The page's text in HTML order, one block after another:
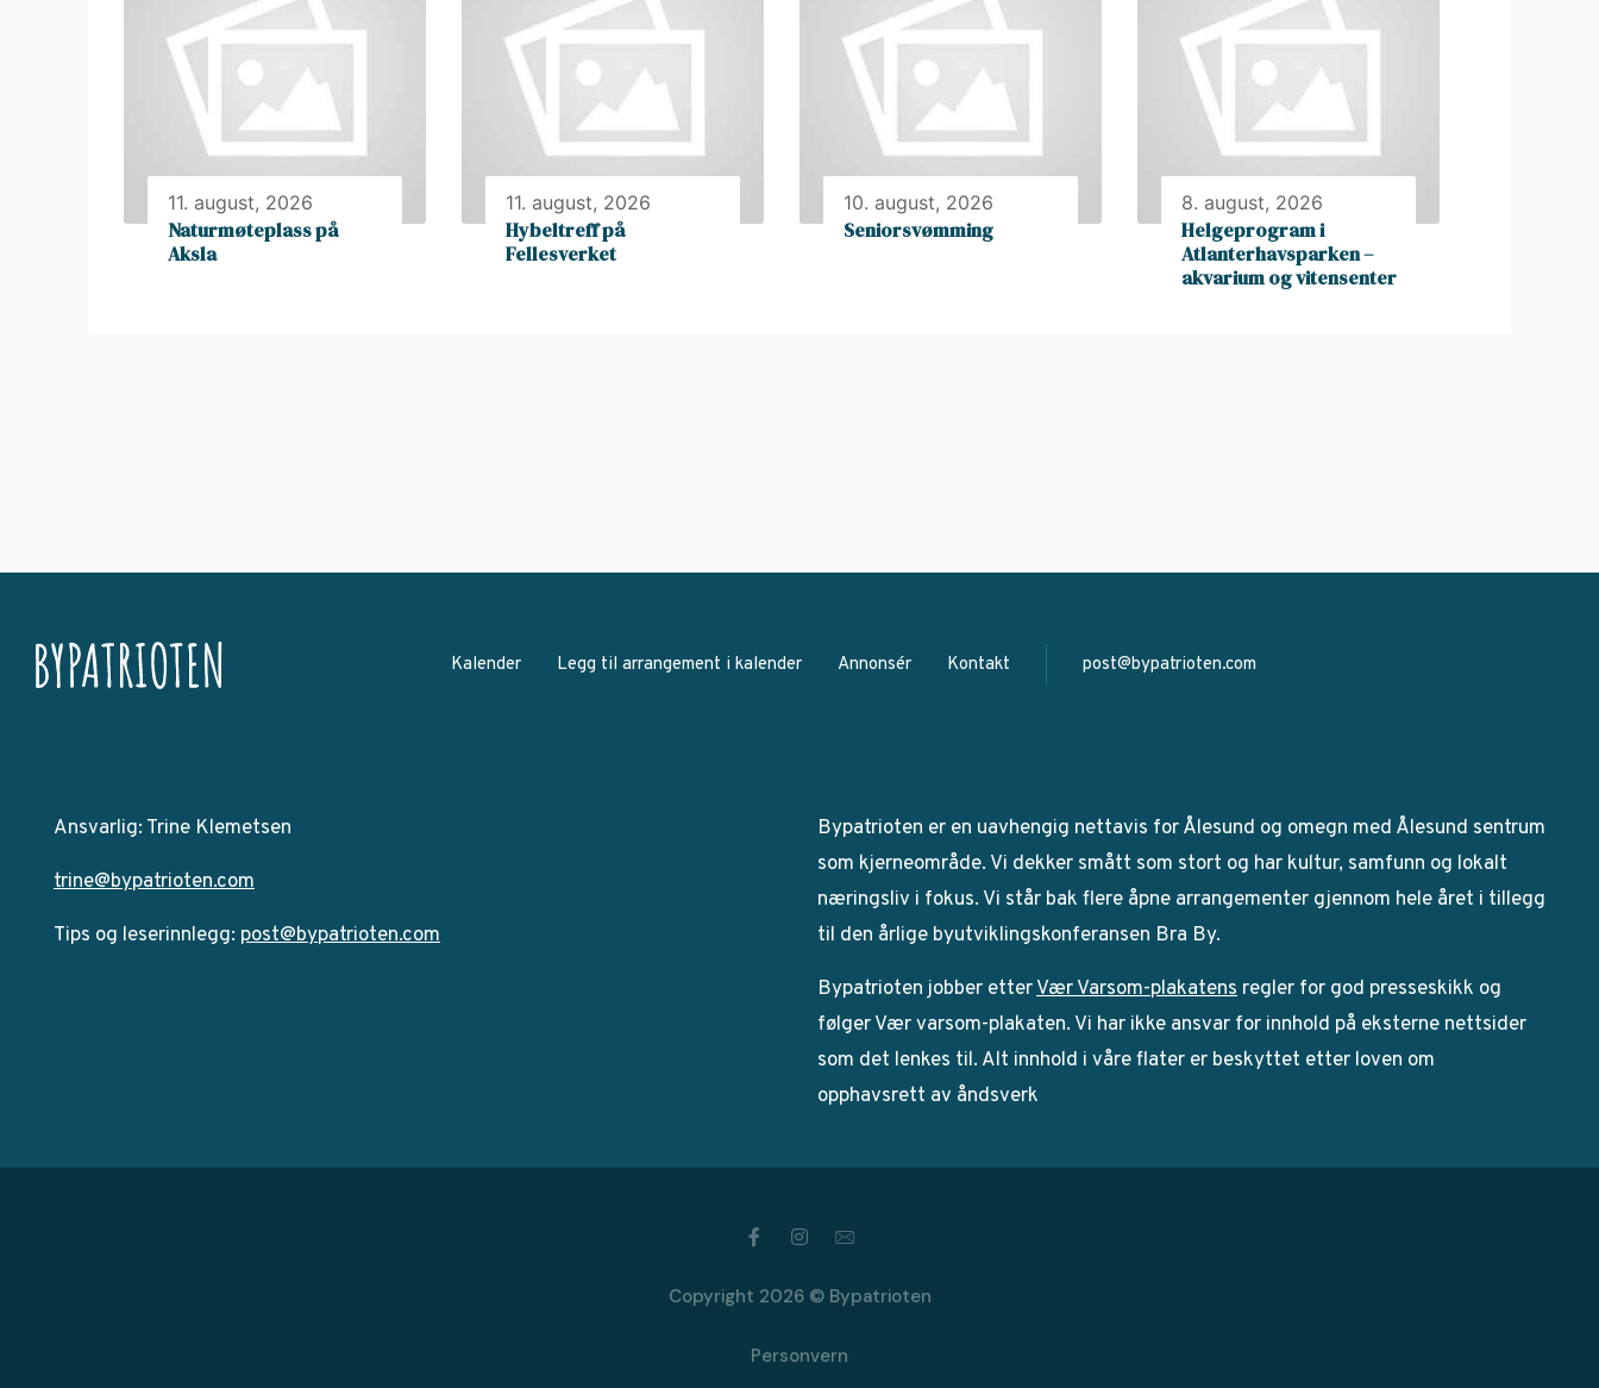
11. august, 2026
Naturmøteplass på
Aksla
11. august, 2026
Hybeltreff på
Fellesverket
10. august, 2026
Seniorsvømming
8. august, 2026
Helgeprogram i
Atlanterhavsparken –
akvarium og vitensenter
Kalender Legg til arrangement i kalender Annonsér Kontakt post@bypatrioten.com
Ansvarlig: Trine Klemetsen
trine@bypatrioten.com
Tips og leserinnlegg: post@bypatrioten.com
Bypatrioten er en uavhengig nettavis for Ålesund og omegn med Ålesund sentrum
som kjerneområde. Vi dekker smått som stort og har kultur, samfunn og lokalt
næringsliv i fokus. Vi står bak flere åpne arrangementer gjennom hele året i tillegg
til den årlige byutviklingskonferansen Bra By.
Bypatrioten jobber etterVær Varsom-plakatens regler for god presseskikk og
følger Vær varsom-plakaten. Vi har ikke ansvar for innhold på eksterne nettsider
som det lenkes til. Alt innhold i våre flater er beskyttet etter loven om
opphavsrett av åndsverk
Copyright 2026 © Bypatrioten
Personvern